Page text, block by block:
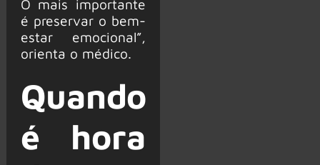
O mais importante
é preservar o bem-
estar emocional”,
orienta o médico.
Quando
é hora